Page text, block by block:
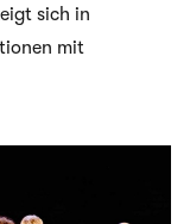
sich in
mit